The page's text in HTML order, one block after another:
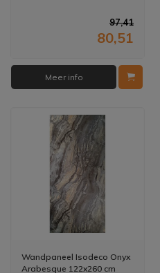
97,41
80,51
Meer info
Wandpaneel Isodeco Onyx
Arabesque 122x260 cm